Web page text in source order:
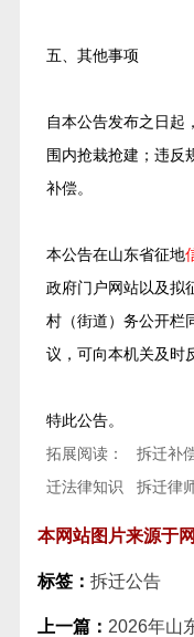
五、其他事项
自本公告发布之日起
围内抢栽抢建；违反
补偿。
本公告在山东省征地
政府门户网站以及拟
村（街道）务公开栏
议，可向本机关及时
特此公告。
拓展阅读：
拆迁补
迁法律知识
拆迁律
本网站图片来源于
标签：拆迁公告
上一篇： 2026年山